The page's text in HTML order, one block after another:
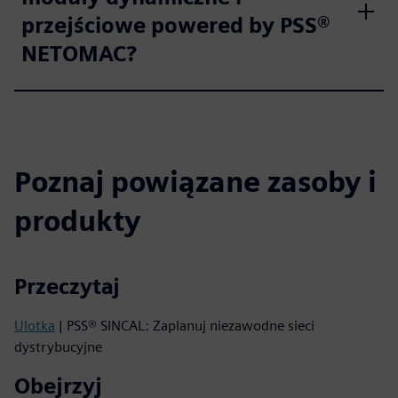
przejściowe powered by PSS®
NETOMAC?
Poznaj powiązane zasoby i
produkty
Przeczytaj
Ulotka | PSS® SINCAL: Zaplanuj niezawodne sieci
dystrybucyjne
Obejrzyj